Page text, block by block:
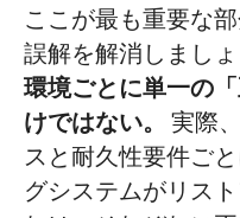
ここが最も重要な
誤解を解消しましょ
環境ごとに単一の
けではない。 実際
スと耐久性要件ご
グシステムがリス